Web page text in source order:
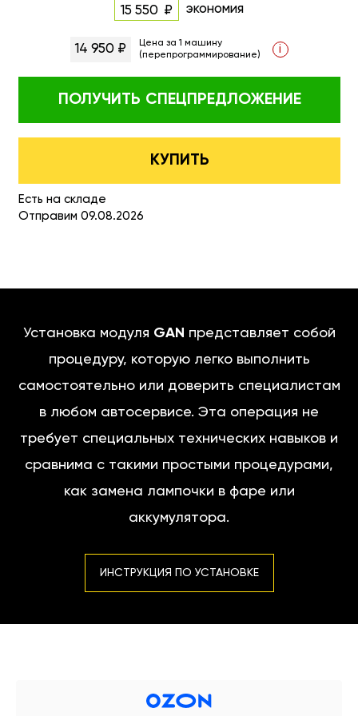
15 550 экономия
14 950 ₽
Цена за 1 машину
(перепрограммирование)
i
ПОЛУЧИТЬ СПЕЦПРЕДЛОЖЕНИЕ
КУПИТЬ
Есть на складе
Отправим 09.08.2026
Установка модуля GAN представляет собой
процедуру, которую легко выполнить
самостоятельно или доверить специалистам
в любом автосервисе. Эта операция не
требует специальных технических навыков и
сравнима с такими простыми процедурами,
как замена лампочки в фаре или
аккумулятора.
ИНСТРУКЦИЯ ПО УСТАНОВКЕ